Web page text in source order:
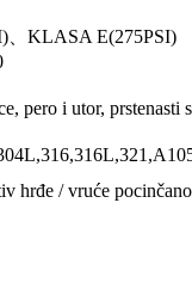
、KLASA E(275PSI)
pero i utor, prstenasti
hrđe / vruće pocinčano